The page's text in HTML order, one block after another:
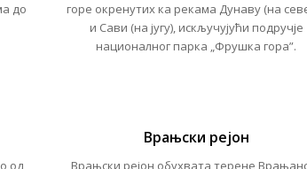
до
горе окренутих ка рекама Дунаву (на
и Сави (на југу), искључујући подручје
националног парка „Фрушка гора”.
од
Врањски рејон
Врањски рејон обухвата терене